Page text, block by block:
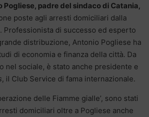
Pogliese, padre del sindaco di Catania,
poste agli arresti domiciliari dalla
Professionista di successo ed esperto
distribuzione, Antonio Pogliese ha
di economia e finanza della città. Da
nel sociale, è stato anche presidente e
, il Club Service di fama internazionale.
delle Fiamme gialle’, sono stati
domiciliari oltre a Pogliese anche